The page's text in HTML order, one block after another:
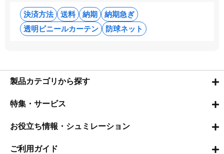
決済方法 送料 納期
納期急ぎ
透明ビニールカーテン
防球ネット
製品カテゴリから探す
特集・サービス
お役立ち情報・シュミレーション
ご利用ガイド